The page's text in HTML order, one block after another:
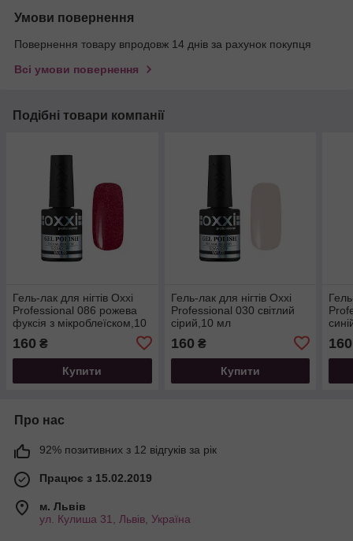
Умови повернення
Повернення товару впродовж 14 днів за рахунок покупця
Всі умови повернення
Подібні товари компанії
Гель-лак для нігтів Oxxi
Professional 086 рожева
фуксія з мікроблеїском,10
160 ₴
Купити
Гель-лак для нігтів Oxxi
Professional 030 світлий
сірий,10 мл
160 ₴
Купити
160
Про нас
92% позитивних з 12 відгуків за рік
Працює з 15.02.2019
м. Львів
ул. Кулиша 31, Львів, Україна